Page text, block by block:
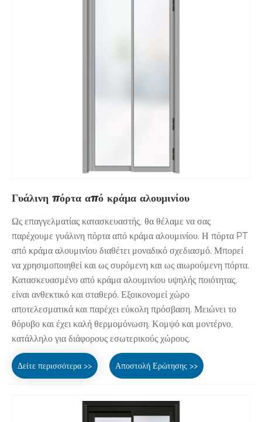
Γυάλινη πόρτα από κράμα αλουμινίου
Ως επαγγελματίας κατασκευαστής, θα θέλαμε να σας
παρέχουμε γυάλινη πόρτα από κράμα αλουμινίου. Η πόρτα PT
από κράμα αλουμινίου διαθέτει μοναδικό σχεδιασμό. Μπορεί
να χρησιμοποιηθεί και ως συρόμενη και ως αιωρούμενη πόρτα.
Κατασκευασμένο από κράμα αλουμινίου υψηλής ποιότητας,
είναι ανθεκτικό και σταθερό. Εξοικονομεί χώρο
αποτελεσματικά και παρέχει εύκολη πρόσβαση. Μειώνει το
θόρυβο και έχει καλή θερμομόνωση. Κομψό και μοντέρνο,
κατάλληλο για διάφορους εσωτερικούς χώρους.
Δείτε περισσότερα >> Αποστολή Ερώτησης >>